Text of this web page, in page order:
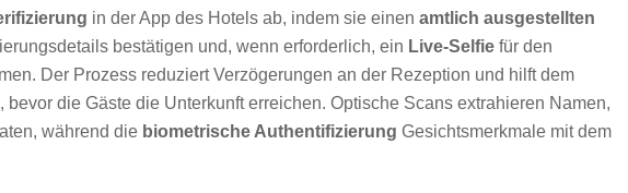
in der App des Hotels ab, indem sie einen amtlich ausgestellten
bestätigen und, wenn erforderlich, ein Live-Selfie für den
Der Prozess reduziert Verzögerungen an der Rezeption und hilft dem
die Gäste die Unterkunft erreichen. Optische Scans extrahieren Namen,
während die biometrische Authentifizierung Gesichtsmerkmale mit dem